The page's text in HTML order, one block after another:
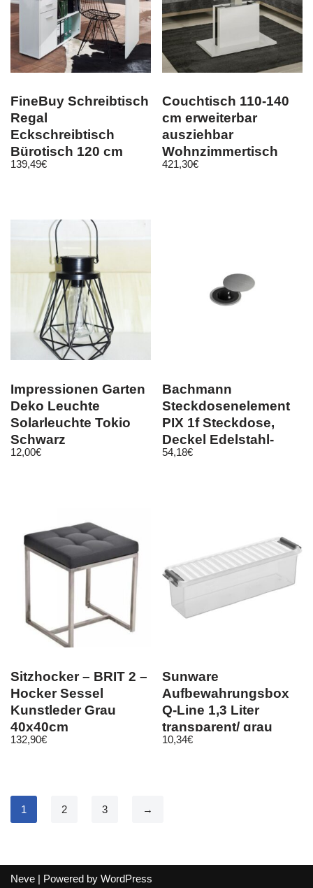
FineBuy Schreibtisch
Regal
Eckschreibtisch
Bürotisch 120 cm
Home Office
139,49€
Couchtisch 110-140
cm erweiterbar
ausziehbar
Wohnzimmertisch
Sofatisch design
421,30€
Impressionen Garten
Deko Leuchte
Solarleuchte Tokio
Schwarz
12,00€
Bachmann
Steckdosenelement
PIX 1f Steckdose,
Deckel Edelstahl-
Optik 611092
54,18€
Sitzhocker – BRIT 2 –
Hocker Sessel
Kunstleder Grau
40x40cm
132,90€
Sunware
Aufbewahrungsbox
Q-Line 1,3 Liter
transparent/ grau
Kunststoff mit Deckel
10,34€
1 2 3 →
Neve | Powered by WordPress